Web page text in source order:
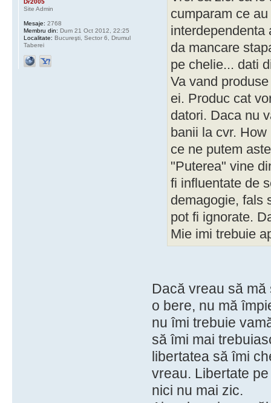
cumparam ce
interdependenta
da mancare
pe chelie... dati
Va vand
ei. Produc cat
datori. Daca nu
banii la cvr.
ce ne putem
"Puterea" vine
fi influentate de
demagogie, fals
pot fi ignorate.
Mie imi trebuie
Dacă vreau să
o bere, nu mă
nu îmi trebuie
să îmi mai
libertatea să îmi
vreau. Libertate
nici nu mai zic.
Dr2005
Site Admin
Mesaje: 2768
Membru din: Dum 21 Oct 2012, 22:25
Localitate: Bucureşti, Sector 6, Drumul
Taberei